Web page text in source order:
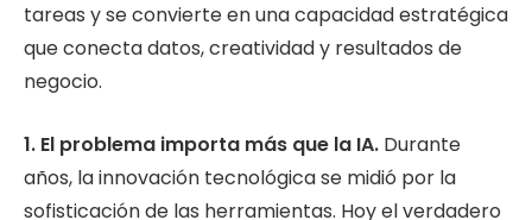
tareas y se convierte en una capacidad estratégica
que conecta datos, creatividad y resultados de
negocio.
1. El problema importa más que la IA. Durante
años, la innovación tecnológica se midió por la
sofisticación de las herramientas. Hoy el verdadero